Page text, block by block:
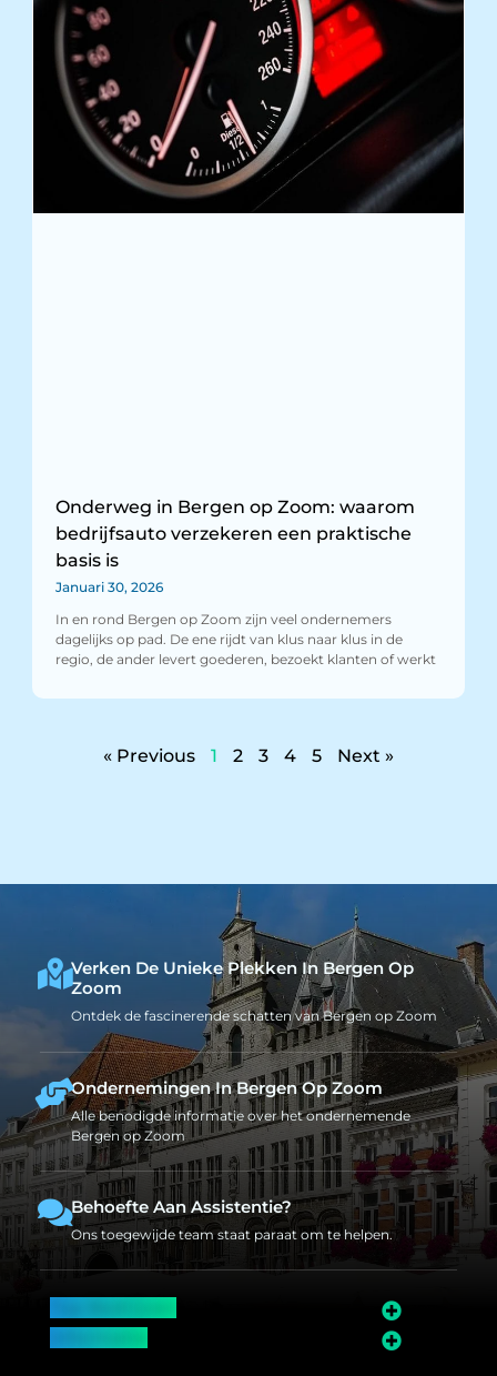
Onderweg in Bergen op Zoom: waarom
bedrijfsauto verzekeren een praktische
basis is
Januari 30, 2026
In en rond Bergen op Zoom zijn veel ondernemers
dagelijks op pad. De ene rijdt van klus naar klus in de
regio, de ander levert goederen, bezoekt klanten of werkt
« Previous 1 2 3 4 5 Next »
Verken De Unieke Plekken In Bergen Op
Zoom
Ontdek de fascinerende schatten van Bergen op Zoom
Ondernemingen In Bergen Op Zoom
Alle benodigde informatie over het ondernemende
Bergen op Zoom
Behoefte Aan Assistentie?
Ons toegewijde team staat paraat om te helpen.